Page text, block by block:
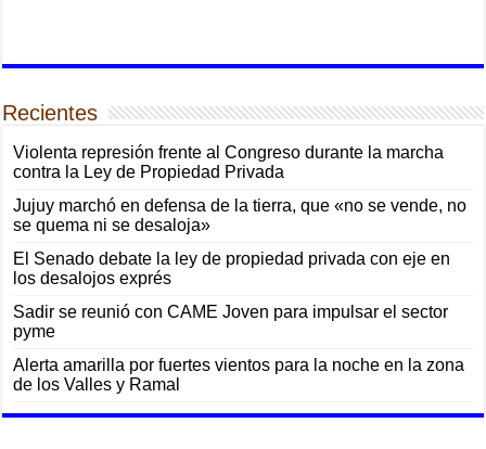
Recientes
Violenta represión frente al Congreso durante la marcha
contra la Ley de Propiedad Privada
Jujuy marchó en defensa de la tierra, que «no se vende, no
se quema ni se desaloja»
El Senado debate la ley de propiedad privada con eje en
los desalojos exprés
Sadir se reunió con CAME Joven para impulsar el sector
pyme
Alerta amarilla por fuertes vientos para la noche en la zona
de los Valles y Ramal